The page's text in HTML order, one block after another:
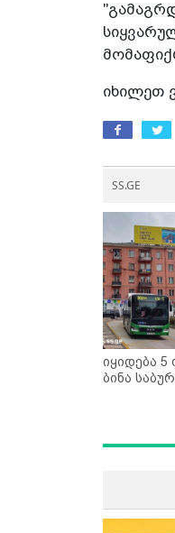
იხილეთ
SS.GE
იყიდება 5
ბინა